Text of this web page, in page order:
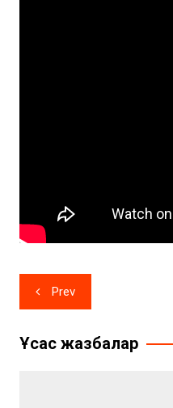
Жазба
навигациясы
Prev
Ұқсас жазбалар